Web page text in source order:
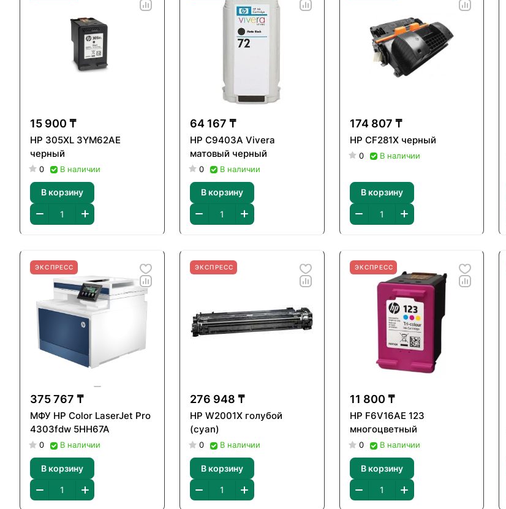
15 900 ₸
HP 305XL 3YM62AE
черный
0 В наличии
В корзину
64 167 ₸
HP C9403A Vivera
матовый черный
0 В наличии
В корзину
174 807 ₸
HP CF281X черный
0 В наличии
В корзину
ЭКСПРЕСС
375 767 ₸
МФУ HP Color LaserJet Pro
4303fdw 5HH67A
0 В наличии
В корзину
ЭКСПРЕСС
276 948 ₸
HP W2001X голубой
(cyan)
0 В наличии
В корзину
ЭКСПРЕСС
11 800 ₸
HP F6V16AE 123
многоцветный
0 В наличии
В корзину